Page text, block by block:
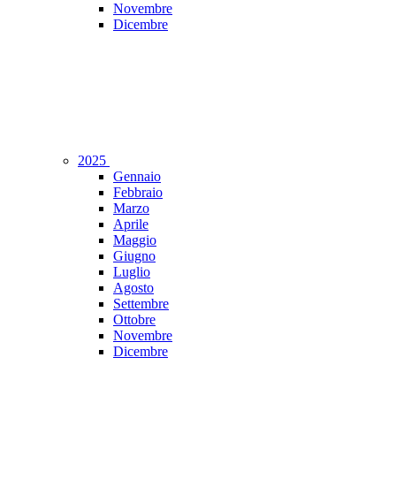
Novembre
Dicembre
2025
Gennaio
Febbraio
Marzo
Aprile
Maggio
Giugno
Luglio
Agosto
Settembre
Ottobre
Novembre
Dicembre